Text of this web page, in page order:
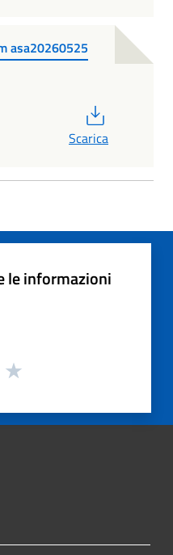
asa20260525
Scarica
le informazioni